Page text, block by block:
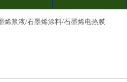
烯浆液/石墨烯涂料/石墨烯电热膜